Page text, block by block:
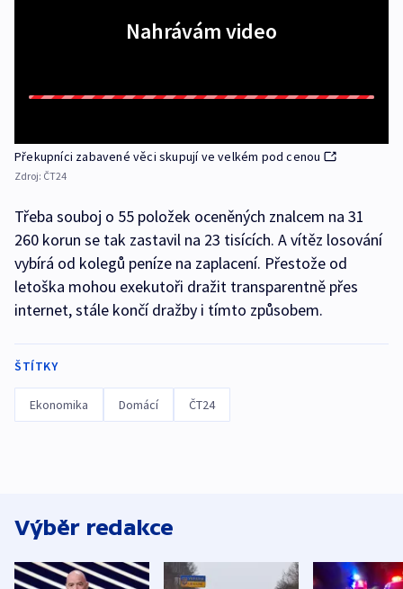
Nahrávám video
Překupníci zabavené věci skupují ve velkém pod cenou
Zdroj: ČT24
Třeba souboj o 55 položek oceněných znalcem na 31
260 korun se tak zastavil na 23 tisících. A vítěz losování
vybírá od kolegů peníze na zaplacení. Přestože od
letoška mohou exekutoři dražit transparentně přes
internet, stále končí dražby i tímto způsobem.
ŠTÍTKY
Ekonomika Domácí ČT24
Výběr redakce